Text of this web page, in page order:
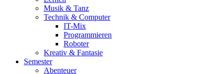
Musik & Tanz
Technik & Computer
IT-Mix
Programmieren
Roboter
Kreativ & Fantasie
Semester
Abenteuer